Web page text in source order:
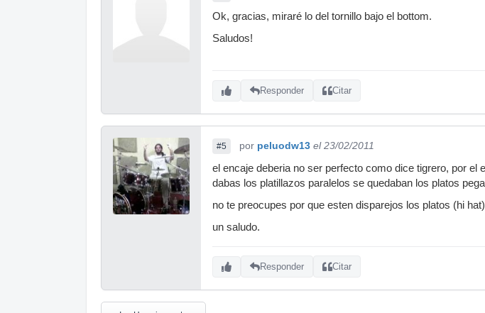
Ok, gracias, miraré lo del tornillo bajo el bottom.
Saludos!
Responder Citar
#5 por peluodw13 el 23/02/2011
el encaje deberia no ser perfecto como dice tigrero, por
dabas los platillazos paralelos se quedaban los platos
no te preocupes por que esten disparejos los platos (hi
un saludo.
Responder Citar